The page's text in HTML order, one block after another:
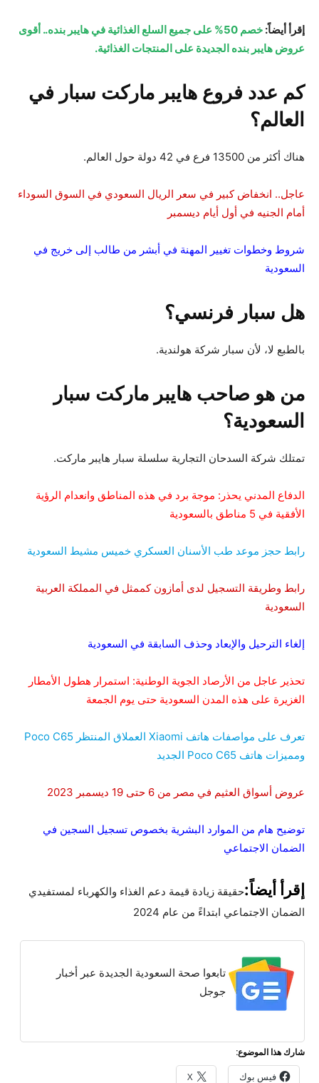
إقرأ أيضاً:
خصم 50% على جميع السلع الغذائية في هايبر بنده.. أقوى
عروض هايبر بنده الجديدة على المنتجات الغذائية.
كم عدد فروع هايبر ماركت سبار في
العالم؟
هناك أكثر من 13500 فرع في 42 دولة حول العالم.
عاجل.. انخفاض كبير في سعر الريال السعودي في السوق السوداء
أمام الجنيه في أول أيام ديسمبر
شروط وخطوات تغيير المهنة في أبشر من طالب إلى خريج في
السعودية
هل سبار فرنسي؟
بالطبع لا، لأن سبار شركة هولندية.
من هو صاحب هايبر ماركت سبار
السعودية؟
تمتلك شركة السدحان التجارية سلسلة سبار هايبر ماركت.
الدفاع المدني يحذر: موجة برد في هذه المناطق وانعدام الرؤية
الأفقية في 5 مناطق بالسعودية
رابط حجز موعد طب الأسنان العسكري خميس مشيط السعودية
رابط وطريقة التسجيل لدى أمازون كممثل في المملكة العربية
السعودية
إلغاء الترحيل والإبعاد وحذف السابقة في السعودية
تحذير عاجل من الأرصاد الجوية الوطنية: استمرار هطول الأمطار
الغزيرة على هذه المدن السعودية حتى يوم الجمعة
تعرف على مواصفات هاتف Xiaomi العملاق المنتظر Poco C65
ومميزات هاتف Poco C65 الجديد
عروض أسواق العثيم في مصر من 6 حتى 19 ديسمبر 2023
توضيح هام من الموارد البشرية بخصوص تسجيل السجين في
الضمان الاجتماعي
إقرأ أيضاً:حقيقة زيادة قيمة دعم الغذاء والكهرباء لمستفيدي
الضمان الاجتماعي ابتداءً من عام 2024
تابعوا صحة السعودية الجديدة عبر أخبار
جوجل
شارك هذا الموضوع:
فيس بوك X